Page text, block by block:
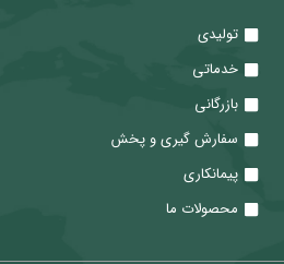
تولیدی
خدماتی
بازرگانی
سفارش گیری و پخش
پیمانکاری
محصولات ما